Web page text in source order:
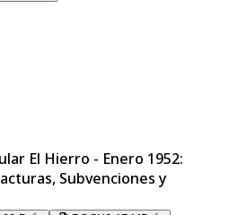
El Hierro - Enero 1952:
Subvenciones y